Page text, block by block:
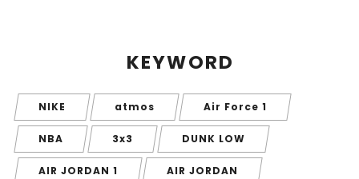
KEYWORD
NIKE atmos Air Force 1
NBA 3x3 DUNK LOW
AIR JORDAN 1 AIR JORDAN